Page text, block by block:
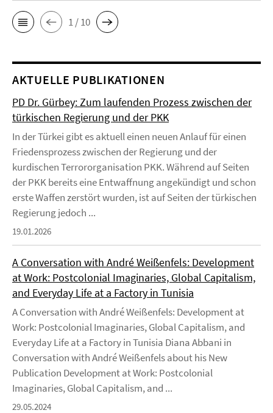
1 / 10
AKTUELLE PUBLIKATIONEN
PD Dr. Gürbey: Zum laufenden Prozess zwischen der
türkischen Regierung und der PKK
In der Türkei gibt es aktuell einen neuen Anlauf für einen
Friedensprozess zwischen der Regierung und der
kurdischen Terrororganisation PKK. Während auf Seiten
der PKK bereits eine Entwaffnung angekündigt und schon
erste Waffen zerstört wurden, ist auf Seiten der türkischen
Regierung jedoch ...
19.01.2026
A Conversation with André Weißenfels: Development
at Work: Postcolonial Imaginaries, Global Capitalism,
and Everyday Life at a Factory in Tunisia
A Conversation with André Weißenfels: Development at
Work: Postcolonial Imaginaries, Global Capitalism, and
Everyday Life at a Factory in Tunisia Diana Abbani in
Conversation with André Weißenfels about his New
Publication Development at Work: Postcolonial
Imaginaries, Global Capitalism, and ...
29.05.2024